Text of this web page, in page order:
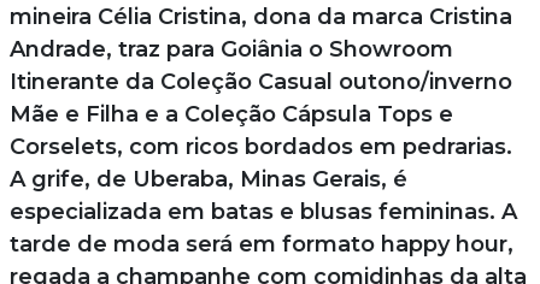
mineira Célia Cristina, dona da marca Cristina
Andrade, traz para Goiânia o Showroom
Itinerante da Coleção Casual outono/inverno
Mãe e Filha e a Coleção Cápsula Tops e
Corselets, com ricos bordados em pedrarias.
A grife, de Uberaba, Minas Gerais, é
especializada em batas e blusas femininas. A
tarde de moda será em formato happy hour,
regada a champanhe com comidinhas da alta